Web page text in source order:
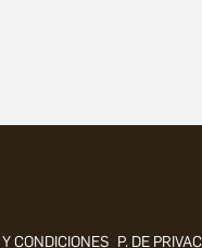
CONDICIONES P. DE